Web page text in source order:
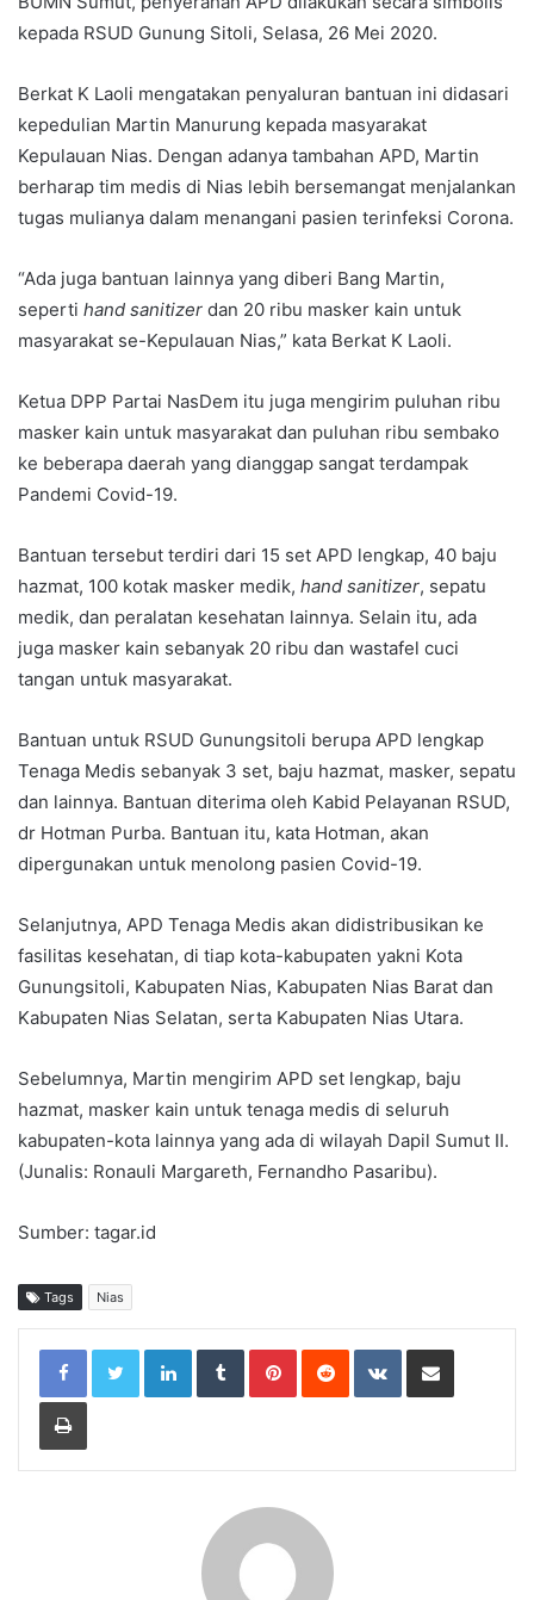
kepada RSUD Gunung Sitoli, Selasa, 26 Mei 2020.
Berkat K Laoli mengatakan penyaluran bantuan ini didasari
kepedulian Martin Manurung kepada masyarakat
Kepulauan Nias. Dengan adanya tambahan APD, Martin
berharap tim medis di Nias lebih bersemangat menjalankan
tugas mulianya dalam menangani pasien terinfeksi Corona.
“Ada juga bantuan lainnya yang diberi Bang Martin,
seperti hand sanitizer dan 20 ribu masker kain untuk
masyarakat se-Kepulauan Nias,” kata Berkat K Laoli.
Ketua DPP Partai NasDem itu juga mengirim puluhan ribu
masker kain untuk masyarakat dan puluhan ribu sembako
ke beberapa daerah yang dianggap sangat terdampak
Pandemi Covid-19.
Bantuan tersebut terdiri dari 15 set APD lengkap, 40 baju
hazmat, 100 kotak masker medik, hand sanitizer, sepatu
medik, dan peralatan kesehatan lainnya. Selain itu, ada
juga masker kain sebanyak 20 ribu dan wastafel cuci
tangan untuk masyarakat.
Bantuan untuk RSUD Gunungsitoli berupa APD lengkap
Tenaga Medis sebanyak 3 set, baju hazmat, masker, sepatu
dan lainnya. Bantuan diterima oleh Kabid Pelayanan RSUD,
dr Hotman Purba. Bantuan itu, kata Hotman, akan
dipergunakan untuk menolong pasien Covid-19.
Selanjutnya, APD Tenaga Medis akan didistribusikan ke
fasilitas kesehatan, di tiap kota-kabupaten yakni Kota
Gunungsitoli, Kabupaten Nias, Kabupaten Nias Barat dan
Kabupaten Nias Selatan, serta Kabupaten Nias Utara.
Sebelumnya, Martin mengirim APD set lengkap, baju
hazmat, masker kain untuk tenaga medis di seluruh
kabupaten-kota lainnya yang ada di wilayah Dapil Sumut II.
(Junalis: Ronauli Margareth, Fernandho Pasaribu).
Sumber: tagar.id
Tags Nias
LinkedIn Tumblr Pinterest Reddit VKontakte
Print